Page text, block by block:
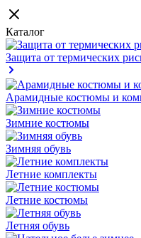
Каталог
Защита от термических
Арамидные костюмы и
Зимние костюмы
Зимняя обувь
Летние комплекты
Летние костюмы
Летняя обувь